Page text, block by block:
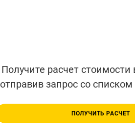
Получите расчет стоимости
отправив запрос со
ПОЛУЧИТЬ РАСЧЕТ